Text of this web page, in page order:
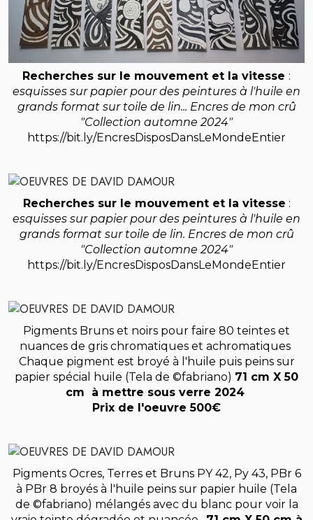
Recherches sur le mouvement et la vitesse :
esquisses sur papier pour des peintures à l'huile en
grands format sur toile de lin... Encres de mon crû
"Collection automne 2024"
https://bit.ly/EncresDisposDansLeMondeEntier
Recherches sur le mouvement et la vitesse :
esquisses sur papier pour des peintures à l'huile en
grands format sur toile de lin. Encres de mon crû
"Collection automne 2024"
https://bit.ly/EncresDisposDansLeMondeEntier
Pigments Bruns et noirs pour faire 80 teintes et
nuances de gris chromatiques et achromatiques
Chaque pigment est broyé à l'huile puis peins sur
papier spécial huile (Tela de ©fabriano) 71 cm X 50
cm à mettre sous verre 2024
Prix de l'oeuvre 500€
Pigments Ocres, Terres et Bruns PY 42, Py 43, PBr 6
à PBr 8 broyés à l'huile peins sur papier huile (Tela
de ©fabriano) mélangés avec du blanc pour voir la